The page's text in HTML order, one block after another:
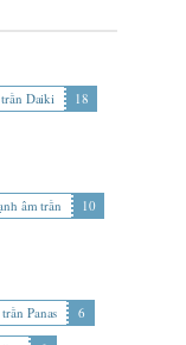
Daiki
18
âm trần
10
Panas
6